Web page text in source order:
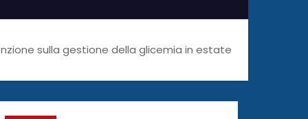
sulla gestione della glicemia in estate